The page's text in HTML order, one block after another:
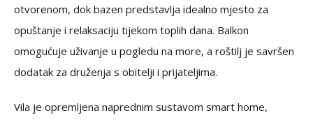
otvorenom, dok bazen predstavlja idealno mjesto za
opuštanje i relaksaciju tijekom toplih dana. Balkon
omogućuje uživanje u pogledu na more, a roštilj je savršen
dodatak za druženja s obitelji i prijateljima.
Vila je opremljena naprednim sustavom smart home,